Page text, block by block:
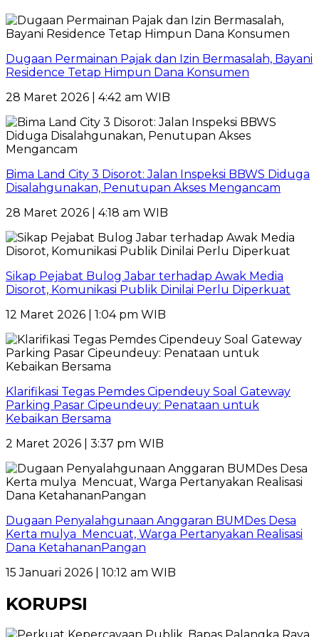
Dugaan Permainan Pajak dan Izin Bermasalah, Bayani
Residence Tetap Himpun Dana Konsumen
28 Maret 2026 | 4:42 am WIB
Bima Land City 3 Disorot: Jalan Inspeksi BBWS Diduga
Disalahgunakan, Penutupan Akses Mengancam
28 Maret 2026 | 4:18 am WIB
Sikap Pejabat Bulog Jabar terhadap Awak Media
Disorot, Komunikasi Publik Dinilai Perlu Diperkuat
12 Maret 2026 | 1:04 pm WIB
Klarifikasi Tegas Pemdes Cipendeuy Soal Gateway
Parking Pasar Cipeundeuy: Penataan untuk
Kebaikan Bersama
2 Maret 2026 | 3:37 pm WIB
Dugaan Penyalahgunaan Anggaran BUMDes Desa
Kerta mulya Mencuat, Warga Pertanyakan Realisasi
Dana KetahananPangan
15 Januari 2026 | 10:12 am WIB
KORUPSI